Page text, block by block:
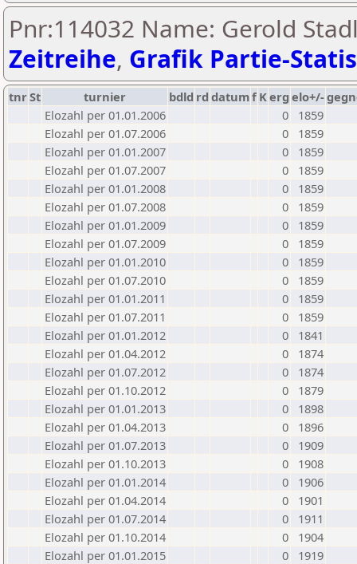
Pnr:114032 Name: Gerold
Zeitreihe, Grafik Partie-
tnrSt turnier bdld rd datumf Kerg elo+/-
Elozahl per 01.01.2006
0
1859
Elozahl per 01.07.2006
0
1859
Elozahl per 01.01.2007
0
1859
Elozahl per 01.07.2007
0
1859
Elozahl per 01.01.2008
0
1859
Elozahl per 01.07.2008
0
1859
Elozahl per 01.01.2009
0
1859
Elozahl per 01.07.2009
0
1859
Elozahl per 01.01.2010
0
1859
Elozahl per 01.07.2010
0
1859
Elozahl per 01.01.2011
0
1859
Elozahl per 01.07.2011
0
1859
Elozahl per 01.01.2012
0
1841
Elozahl per 01.04.2012
0
1874
Elozahl per 01.07.2012
0
1874
Elozahl per 01.10.2012
0
1879
Elozahl per 01.01.2013
0
1898
Elozahl per 01.04.2013
0
1896
Elozahl per 01.07.2013
0
1909
Elozahl per 01.10.2013
0
1908
Elozahl per 01.01.2014
0
1906
Elozahl per 01.04.2014
0
1901
Elozahl per 01.07.2014
0
1911
Elozahl per 01.10.2014
0
1904
Elozahl per 01.01.2015
0
1919